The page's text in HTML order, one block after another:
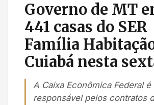
Governo de MT
441 casas do SER
Família
Cuiabá nesta
A Caixa Econômica Federal é
responsável pelos contratos